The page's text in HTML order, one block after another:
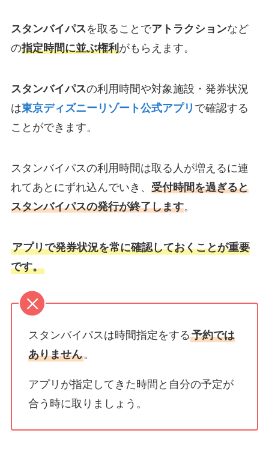
スタンバイパスを取ることでアトラクションなど
の指定時間に並ぶ権利がもらえます。
スタンバイパスの利用時間や対象施設・発券状況
は東京ディズニーリゾート公式アプリ で確認する
ことができます。
スタンバイパスの利用時間は取る人が増えるに連
れてあとにずれ込んでいき、 受付時間を過ぎると
スタンバイパスの発行が終了します。
アプリで発券状況を常に確認しておくことが重要
です。
スタンバイパスは時間指定をする予約では
ありません。
アプリが指定してきた時間と自分の予定が
合う時に取りましょう。